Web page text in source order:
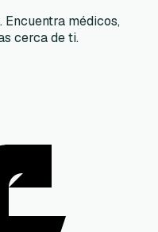
médicos,
cerca de ti.